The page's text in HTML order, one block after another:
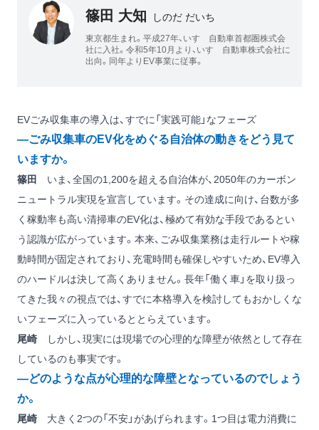
篠田 大知 しのだ だいち
東京都生まれ。平成27年、いすゞ自動車首都圏株式会
社に入社。令和5年10月より、いすゞ自動車株式会社に
出向。同年よりEV事業に従事。
EVごみ収集車の導入は、すでに「実践可能」なフェーズ
―ごみ収集車のEV化をめぐる自治体の動きをどう見て
いますか。
篠田 いま、全国の1,200を超える自治体が、2050年のカーボン
ニュートラル実現を宣言しています。その達成に向け、台数が多
く稼動率も高い清掃車のEV化は、極めて有効な手段であるとい
う認識が広がっています。本来、ごみ収集業務は走行ルートや稼
動時間が固定されており、充電時間も確保しやすいため、EV導入
のハードルは決して高くありません。長年「働く車」を取り扱っ
てきた我々の視点では、すでに本格導入を検討してもおかしくな
いフェーズに入っているととらえています。
尾崎 しかし、現実には現場での心理的な障壁が依然として存在
しているのも事実です。
―どのような点が心理的な障壁となっているのでしょう
か。
尾崎 大きく2つの「不安」があげられます。1つ目は電力消費に